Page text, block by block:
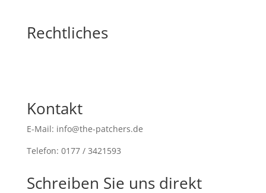
Rechtliches
Kontakt
E-Mail: info@the-patchers.de
Telefon: 0177 / 3421593
Schreiben Sie uns direkt